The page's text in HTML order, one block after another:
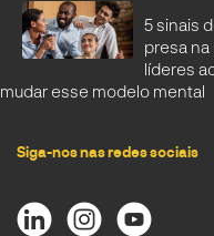
5 sinais
presa
líderes
mudar esse modelo mental
Siga-nos nas redes sociais